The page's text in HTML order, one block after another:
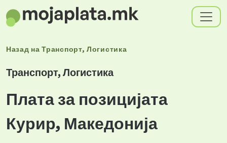
Назад наТранспорт, Логистика
Транспорт, Логистика
Плата за позицијата
Курир, Македонија